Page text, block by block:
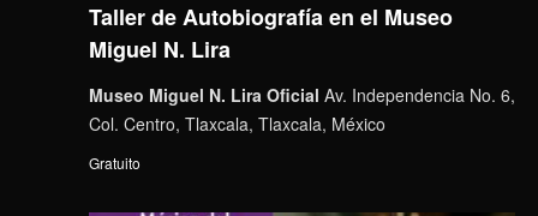
Taller de Autobiografía en el Museo
Miguel N. Lira
Museo Miguel N. Lira Oficial Av. Independencia No. 6,
Col. Centro, Tlaxcala, Tlaxcala, México
Gratuito